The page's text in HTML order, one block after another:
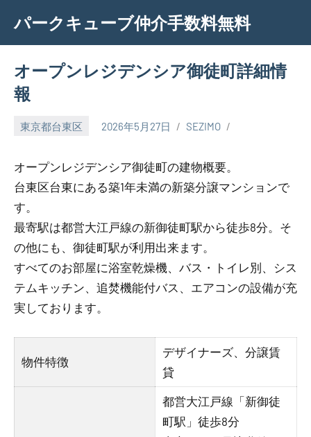
content
パークキューブ仲介手数料無料
オープンレジデンシア御徒町詳細情
報
東京都台東区 2026年5月27日 SEZIMO
オープンレジデンシア御徒町の建物概要。
台東区台東にある築1年未満の新築分譲マンションで
す。
最寄駅は都営大江戸線の新御徒町駅から徒歩8分。そ
の他にも、御徒町駅が利用出来ます。
すべてのお部屋に浴室乾燥機、バス・トイレ別、シス
テムキッチン、追焚機能付バス、エアコンの設備が充
実しております。
物件特徴
デザイナーズ、分譲賃
貸
都営大江戸線「新御徒
町駅」徒歩8分